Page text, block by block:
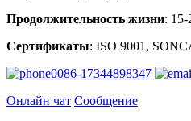
Продолжительность жизни: 15-
Сертификаты: ISO 9001,
0086-17344898347
Онлайн чат Сообщение